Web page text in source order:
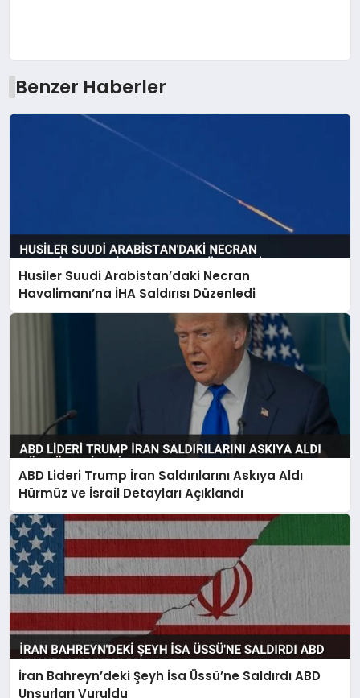
Benzer Haberler
Husiler Suudi Arabistan’daki Necran
Havalimanı’na İHA Saldırısı Düzenledi
ABD Lideri Trump İran Saldırılarını Askıya Aldı
Hürmüz ve İsrail Detayları Açıklandı
İran Bahreyn’deki Şeyh İsa Üssü’ne Saldırdı ABD
Unsurları Vuruldu